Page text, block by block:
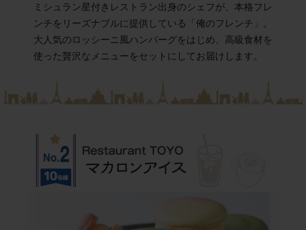
ミシュラン星付きレストラン出身のシェフが、本格フレ
ンチをリーズナブルに提供している「俺のフレンチ」。
大人気のロッシーニ風ハンバーグをはじめ、高級食材を
使った贅沢なメニューをセットにしてお届けします。